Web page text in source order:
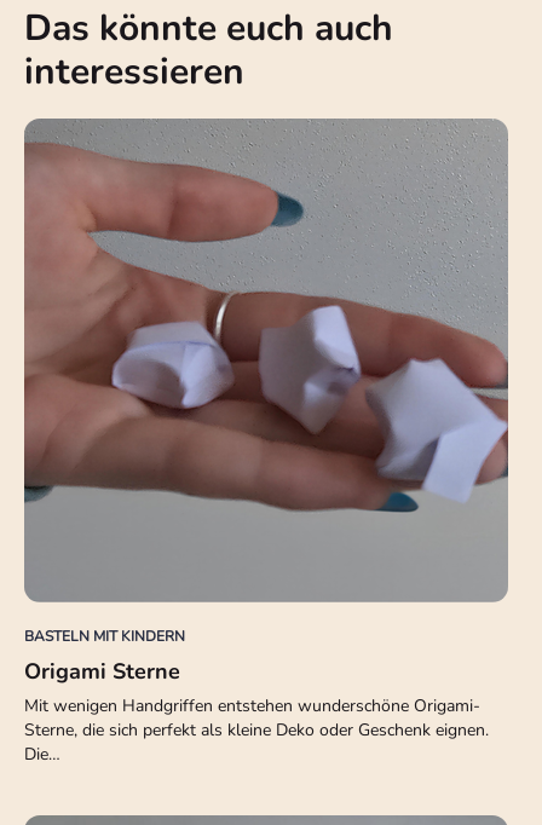
Das könnte euch auch
interessieren
BASTELN MIT KINDERN
Origami Sterne
Mit wenigen Handgriffen entstehen wunderschöne Origami-
Sterne, die sich perfekt als kleine Deko oder Geschenk eignen.
Die…